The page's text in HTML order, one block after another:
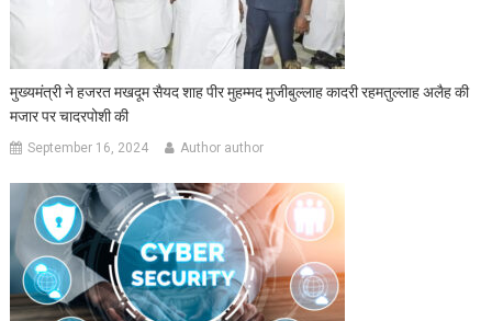
मुख्यमंत्री ने हजरत मखदूम सैयद शाह पीर मुहम्मद मुजीबुल्लाह कादरी रहमतुल्लाह अलैह की
मजार पर चादरपोशी की
September 16, 2024 Author author